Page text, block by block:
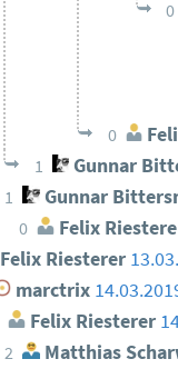
0
0
1 Gunnar
1 Gunnar
0 Felix
Felix Riesterer
marctrix
Felix Riesterer
2 Matthias